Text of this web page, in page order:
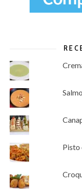
Pisto